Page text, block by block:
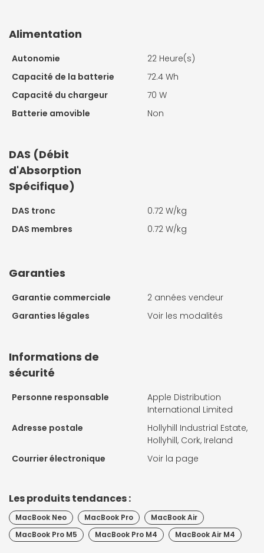
Alimentation
Autonomie
22 Heure(s)
Capacité de la batterie
72.4 Wh
Capacité du chargeur
70 W
Batterie amovible
Non
DAS (Débit
d'Absorption
Spécifique)
DAS tronc
0.72 W/kg
DAS membres
0.72 W/kg
Garanties
Garantie commerciale
2 années vendeur
Garanties légales
Voir les modalités
Informations de
sécurité
Personne responsable
Apple Distribution
International Limited
Adresse postale
Hollyhill Industrial Estate,
Hollyhill, Cork, Ireland
Courrier électronique
Voir la page
Les produits tendances :
MacBook Neo MacBook Pro
MacBook Air
MacBook Pro M5
MacBook Pro M4 MacBook Air M4